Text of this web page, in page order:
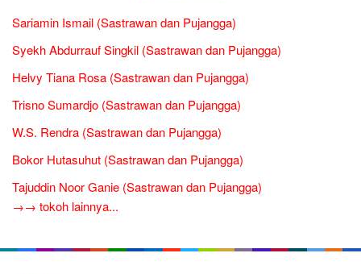
Sariamin Ismail (Sastrawan dan Pujangga)
Syekh Abdurrauf Singkil (Sastrawan dan Pujangga)
Helvy Tiana Rosa (Sastrawan dan Pujangga)
Trisno Sumardjo (Sastrawan dan Pujangga)
W.S. Rendra (Sastrawan dan Pujangga)
Bokor Hutasuhut (Sastrawan dan Pujangga)
Tajuddin Noor Ganie (Sastrawan dan Pujangga)
→→ tokoh lainnya...